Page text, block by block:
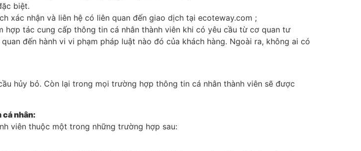
biệt.
xác nhận và liên hệ có liên quan đến giao dịch tại ecoteway.com ;
tác cung cấp thông tin cá nhân thành viên khi có yêu cầu từ cơ quan tư
đến hành vi vi phạm pháp luật nào đó của khách hàng. Ngoài ra, không ai có
hủy bỏ. Còn lại trong mọi trường hợp thông tin cá nhân thành viên sẽ được
nhân:
viên thuộc một trong những trường hợp sau: